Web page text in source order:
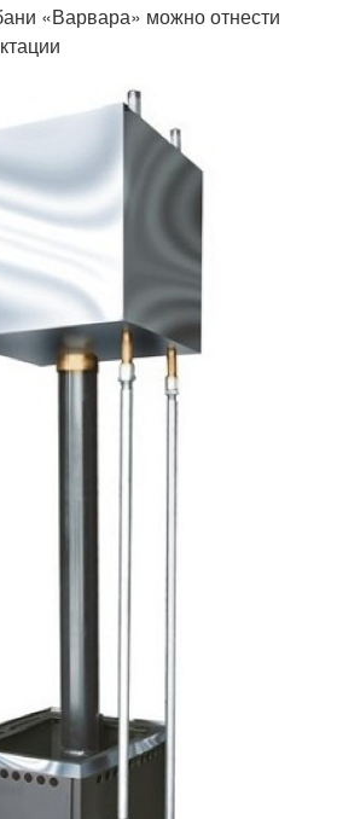
«Варвара» можно отнести